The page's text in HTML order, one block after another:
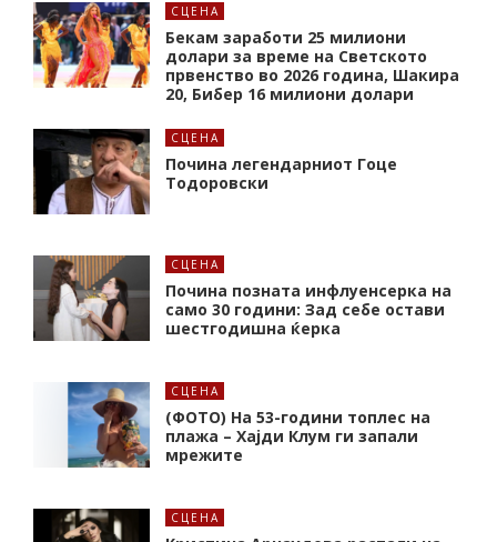
СЦЕНА
Бекам заработи 25 милиони
долари за време на Светското
првенство во 2026 година, Шакира
20, Бибер 16 милиони долари
СЦЕНА
Почина легендарниот Гоце
Тодоровски
СЦЕНА
Почина позната инфлуенсерка на
само 30 години: Зад себе остави
шестгодишна ќерка
СЦЕНА
(ФОТО) На 53-години топлес на
плажа – Хајди Клум ги запали
мрежите
СЦЕНА